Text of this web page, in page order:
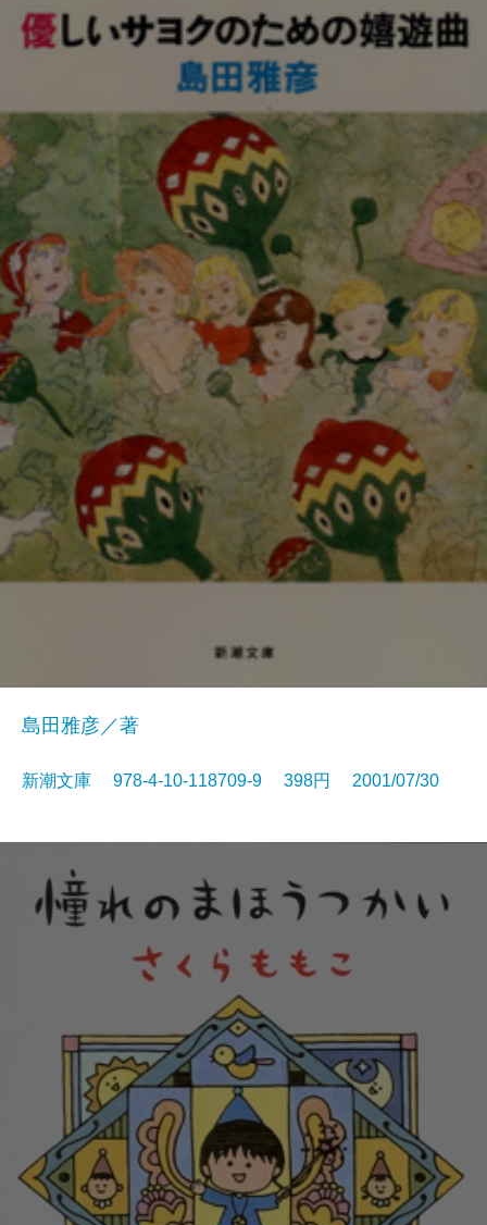
島田雅彦／著
新潮文庫 978-4-10-118709-9 398円 2001/07/30